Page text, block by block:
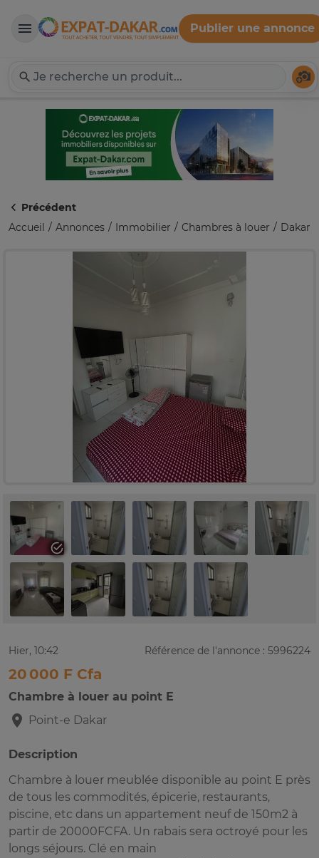
Expat-Dakar
Publier une annonce
Précédent
Accueil
Annonces Immobilier Chambres à louer Dakar
Hier, 10:42 Référence de l'annonce : 5996224
20 000 F Cfa
Chambre à louer au point E
Point-e Dakar
Description
Chambre à louer meublée disponible au point E près
de tous les commodités, épicerie, restaurants,
piscine, etc dans un appartement neuf de 150m2 à
partir de 20000FCFA. Un rabais sera octroyé pour les
longs séjours. Clé en main